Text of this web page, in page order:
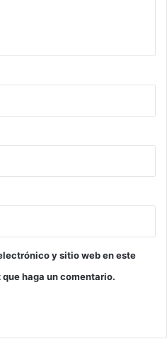
y sitio web en este
haga un comentario.